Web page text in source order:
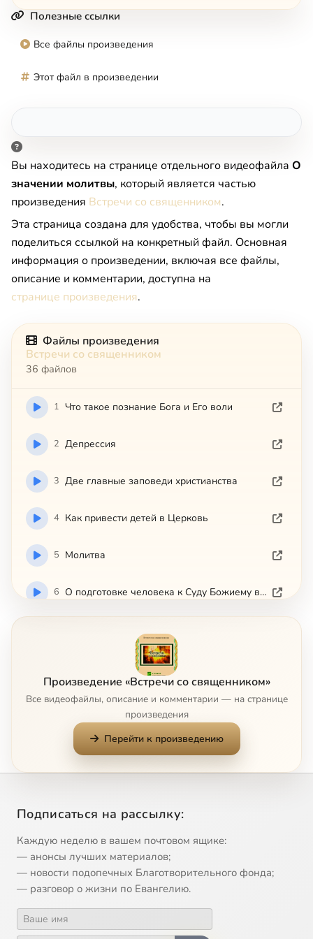
Полезные ссылки
Все файлы произведения
Этот файл в произведении
Вы находитесь на странице отдельного видеофайла О
значении молитвы, который является частью
произведения Встречи со священником.
Эта страница создана для удобства, чтобы вы могли
поделиться ссылкой на конкретный файл. Основная
информация о произведении, включая все файлы,
описание и комментарии, доступна на
странице произведения.
Файлы произведения
Встречи со священником
36 файлов
1 Что такое познание Бога и Его воли
2 Депрессия
3 Две главные заповеди христианства
4 Как привести детей в Церковь
5 Молитва
6 О подготовке человека к Суду Божиему в вечности
9 Пост как проблема, и пост как подвиг
Предназначение человека на Земле
11 Проблема старости
12 Ценности духовные и душевные
Добродетели кротости и смирения
14 Искусство чтения
15 Испытывайте самих себя, в вере ли вы
Произведение «Встречи со священником»
Все видеофайлы, описание и комментарии — на странице
произведения
Перейти к произведению
Подписаться на рассылку:
Каждую неделю в вашем почтовом ящике:
— анонсы лучших материалов;
— новости подопечных Благотворительного фонда;
— разговор о жизни по Евангелию.